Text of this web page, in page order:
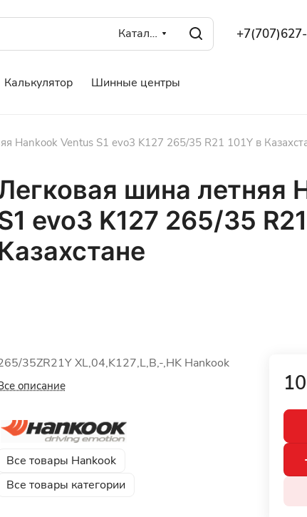
Каталог
Калькулятор Шинные центры
Hankook Ventus S1 evo3 K127 265/35 R21 101Y в
шина летняя
evo3 K127 265/35
35ZR21Y XL,04,K127,L,B,-,HK Hankook
описание
Все товары Hankook
Все товары категории